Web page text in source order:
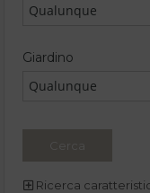
Qualunque
Giardino
Qualunque
Ricerca